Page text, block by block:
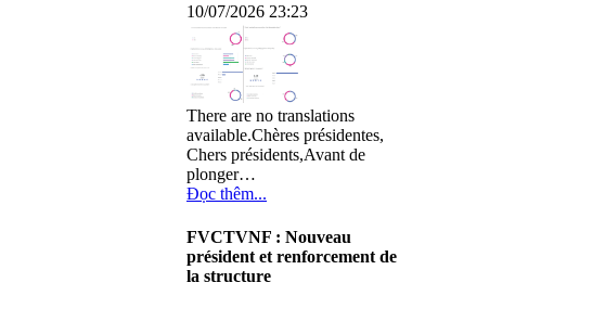
10/07/2026 23:23
There are no translations
available.Chères présidentes,
Chers présidents,Avant de
plonger…
Đọc thêm...
FVCTVNF : Nouveau
président et renforcement de
la structure